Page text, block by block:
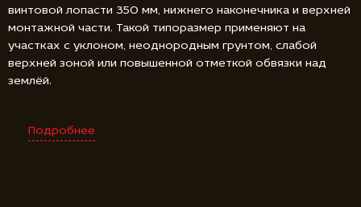
винтовой лопасти 350 мм, нижнего наконечника и верхней
монтажной части. Такой типоразмер применяют на
участках с уклоном, неоднородным грунтом, слабой
верхней зоной или повышенной отметкой обвязки над
землёй.
Подробнее